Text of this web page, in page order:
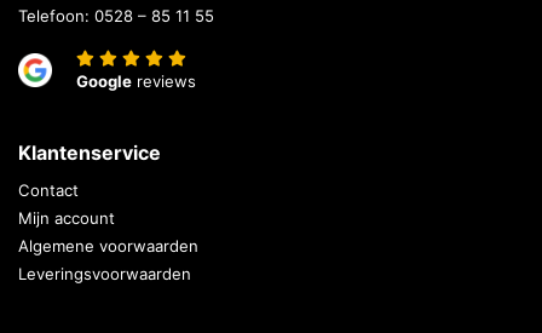
Telefoon: 0528 – 85 11 55
Google reviews
Klantenservice
Contact
Mijn account
Algemene voorwaarden
Leveringsvoorwaarden